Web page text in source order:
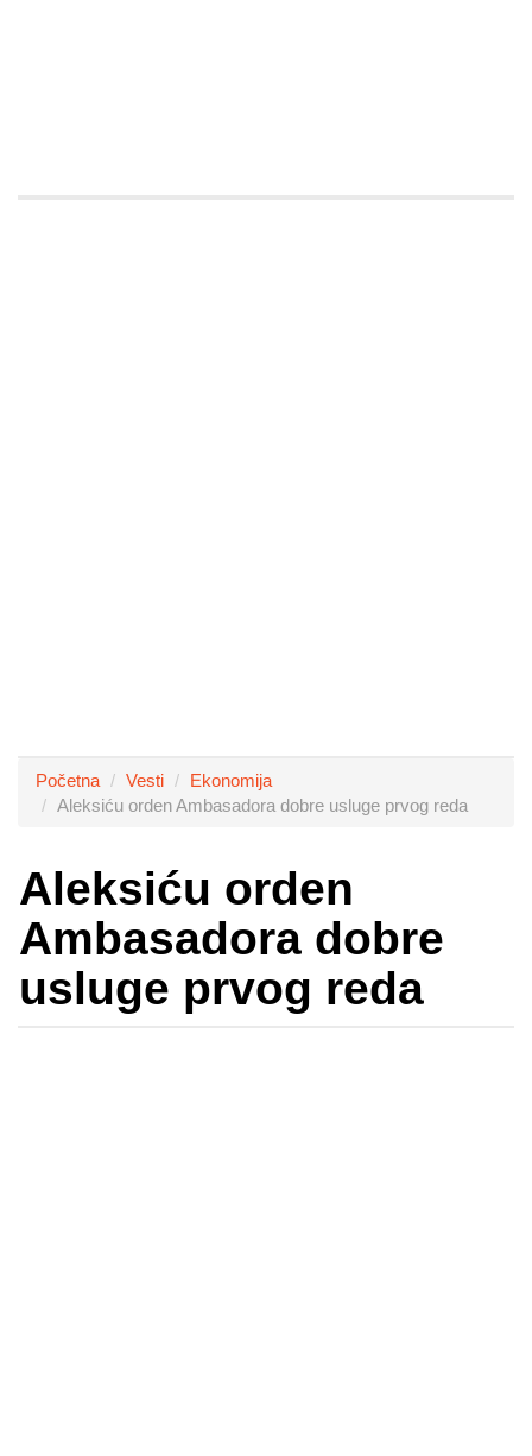
Početna Vesti
Ekonomija
Aleksiću orden Ambasadora dobre usluge prvog reda
Aleksiću orden
Ambasadora dobre
usluge prvog reda